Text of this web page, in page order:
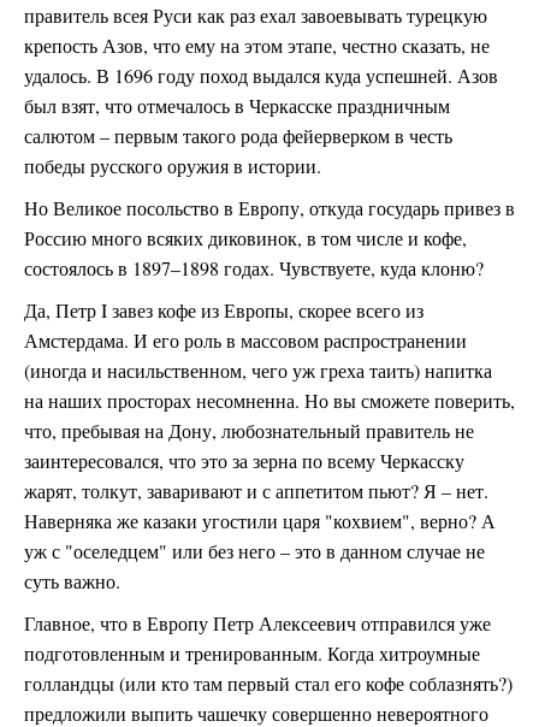
правитель всея Руси как раз ехал завоевывать турецкую
крепость Азов, что ему на этом этапе, честно сказать, не
удалось. В 1696 году поход выдался куда успешней. Азов
был взят, что отмечалось в Черкасске праздничным
салютом – первым такого рода фейерверком в честь
победы русского оружия в истории.
Но Великое посольство в Европу, откуда государь привез в
Россию много всяких диковинок, в том числе и кофе,
состоялось в 1897–1898 годах. Чувствуете, куда клоню?
Да, Петр I завез кофе из Европы, скорее всего из
Амстердама. И его роль в массовом распространении
(иногда и насильственном, чего уж греха таить) напитка
на наших просторах несомненна. Но вы сможете поверить,
что, пребывая на Дону, любознательный правитель не
заинтересовался, что это за зерна по всему Черкасску
жарят, толкут, заваривают и с аппетитом пьют? Я – нет.
Наверняка же казаки угостили царя "кохвием", верно? А
уж с "оселедцем" или без него – это в данном случае не
суть важно.
Главное, что в Европу Петр Алексеевич отправился уже
подготовленным и тренированным. Когда хитроумные
голландцы (или кто там первый стал его кофе соблазнять?)
предложили выпить чашечку совершенно невероятного